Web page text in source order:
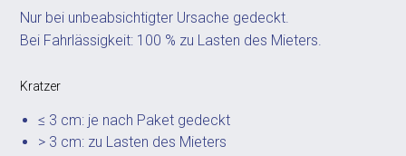
Nur bei unbeabsichtigter Ursache gedeckt.
Bei Fahrlässigkeit: 100 % zu Lasten des Mieters.
Kratzer
≤ 3 cm: je nach Paket gedeckt
> 3 cm: zu Lasten des Mieters